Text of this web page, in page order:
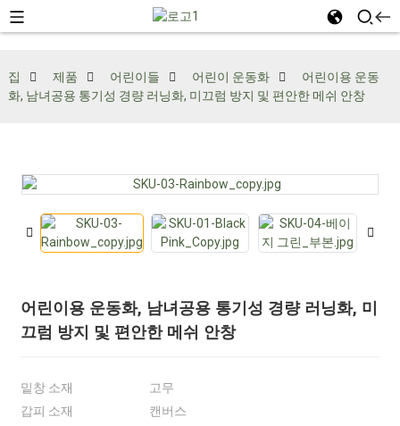
집 제품 어린이들 어린이 운동화
어린이용 운동
화, 남녀공용 통기성 경량 러닝화, 미끄럼 방지 및 편안한 메쉬 안창
어린이용 운동화, 남녀공용 통기성 경량 러닝화, 미
끄럼 방지 및 편안한 메쉬 안창
밑창 소재
고무
갑피 소재
캔버스